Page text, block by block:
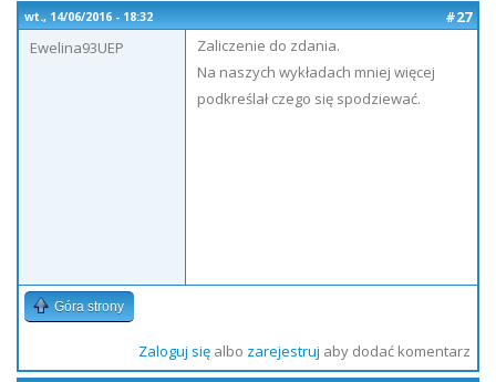
wt., 14/06/2016 - 18:32
#27
Ewelina93UEP
Zaliczenie do zdania.
Na naszych wykładach mniej więcej
podkreślał czego się spodziewać.
Góra strony
Zaloguj sięalbo zarejestruj aby dodać komentarz